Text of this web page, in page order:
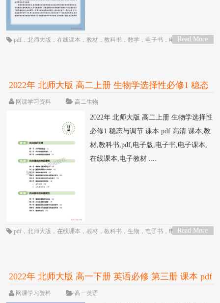
Read More
pdf ，北师大版 ，在线课本 ，教材 ，教科书 ，数学 ， 电子书 ， 电子教材 ， 电
2022年 北师大版 高二上册 生物学选择性必修1 稳态
与调节 课本 pdf 高清
网课学习资料 高二生物
2022年 北师大版 高二上册 生物学选择性
必修1 稳态与调节 课本 pdf 高清 课本,教
材,教科书,pdf,电子版,电子书,电子课本,
在线课本,电子教材 ....
Read More
pdf ，北师大版 ，在线课本 ，教材 ，教科书 ，生物 ， 电子书 ， 电子教材 ，电
2022年 北师大版 高一下册 英语必修 第三册 课本 pdf
高清
网课学习资料 高一英语